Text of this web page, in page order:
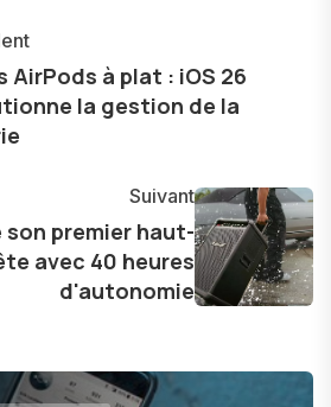
et pertinentes pour aider
à comprendre et à naviguer
en constante
AirPods à plat : iOS 26
la gestion de la
Suivant
son premier haut-
avec 40 heures
d'autonomie